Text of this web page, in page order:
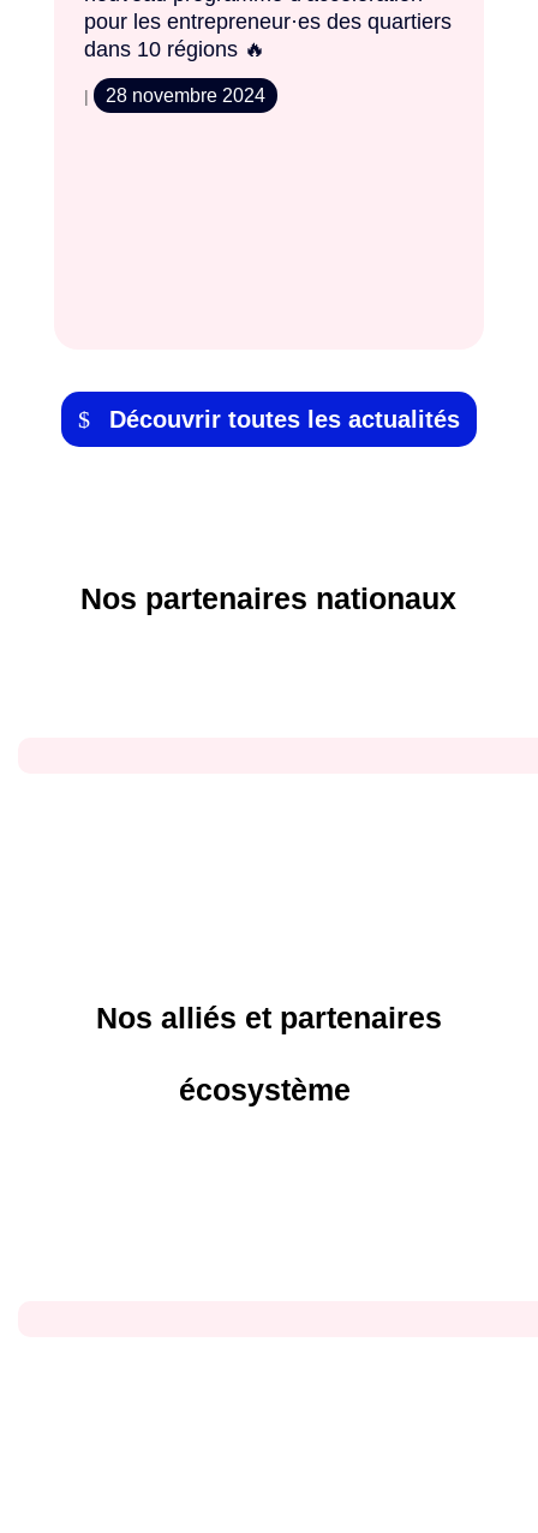
pour les entrepreneur·es des quartiers
dans 10 régions 🔥
| 28 novembre 2024
Découvrir toutes les actualités
Nos partenaires nationaux
Nos alliés et partenaires
écosystème